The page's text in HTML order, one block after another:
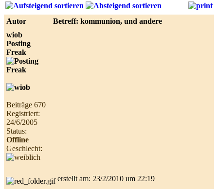
online
live
casino
reviews.
Autor
Betreff: kommunion, und andere
wiob
Posting
Freak
Beiträge 670
Registriert:
24/6/2005
Status:
Offline
Geschlecht:
erstellt am: 23/2/2010 um 22:19